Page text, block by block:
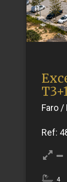
Faro /
Ref:
4